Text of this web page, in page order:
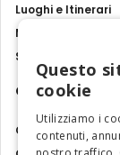
Luoghi e Itinerari
Mostre, eventi e
Storie e tradizioni
Contatti
Chi siamo
Questo
cookie
Utilizziamo i
contenuti,